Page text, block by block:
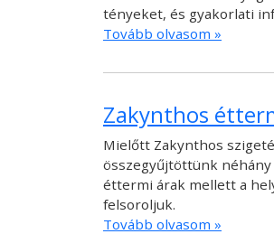
tényeket, és gyakorlati
Tovább olvasom »
Zakynthos
Mielőtt Zakynthos
összegyűjtöttünk
éttermi árak mellett a
felsoroljuk.
Tovább olvasom »